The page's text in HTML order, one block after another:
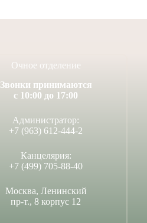
Очное отделение
Звонки принимаются
с 10:00 до 17:00
Администратор:
+7 (963) 612-444-2
Канцелярия:
+7 (499) 705-88-40
Москва, Ленинский
пр-т., 8 корпус 12